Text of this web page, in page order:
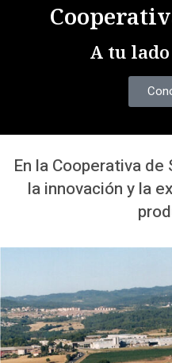
A tu lado
En la Cooperativa
la innovación y la